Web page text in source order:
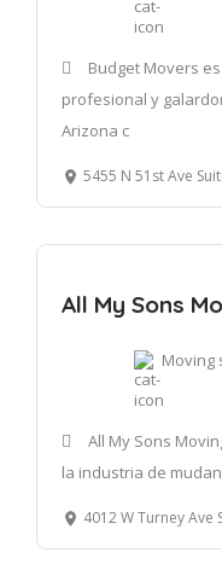
Budget Movers
profesional y
Arizona c
5455 N 51st Ave Suite 35,
All My Sons
Moving
All My Sons
la industria de
4012 W Turney Ave Suite B1,